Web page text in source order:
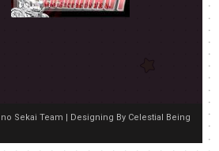
Sekai Team | Designing By Celestial Being